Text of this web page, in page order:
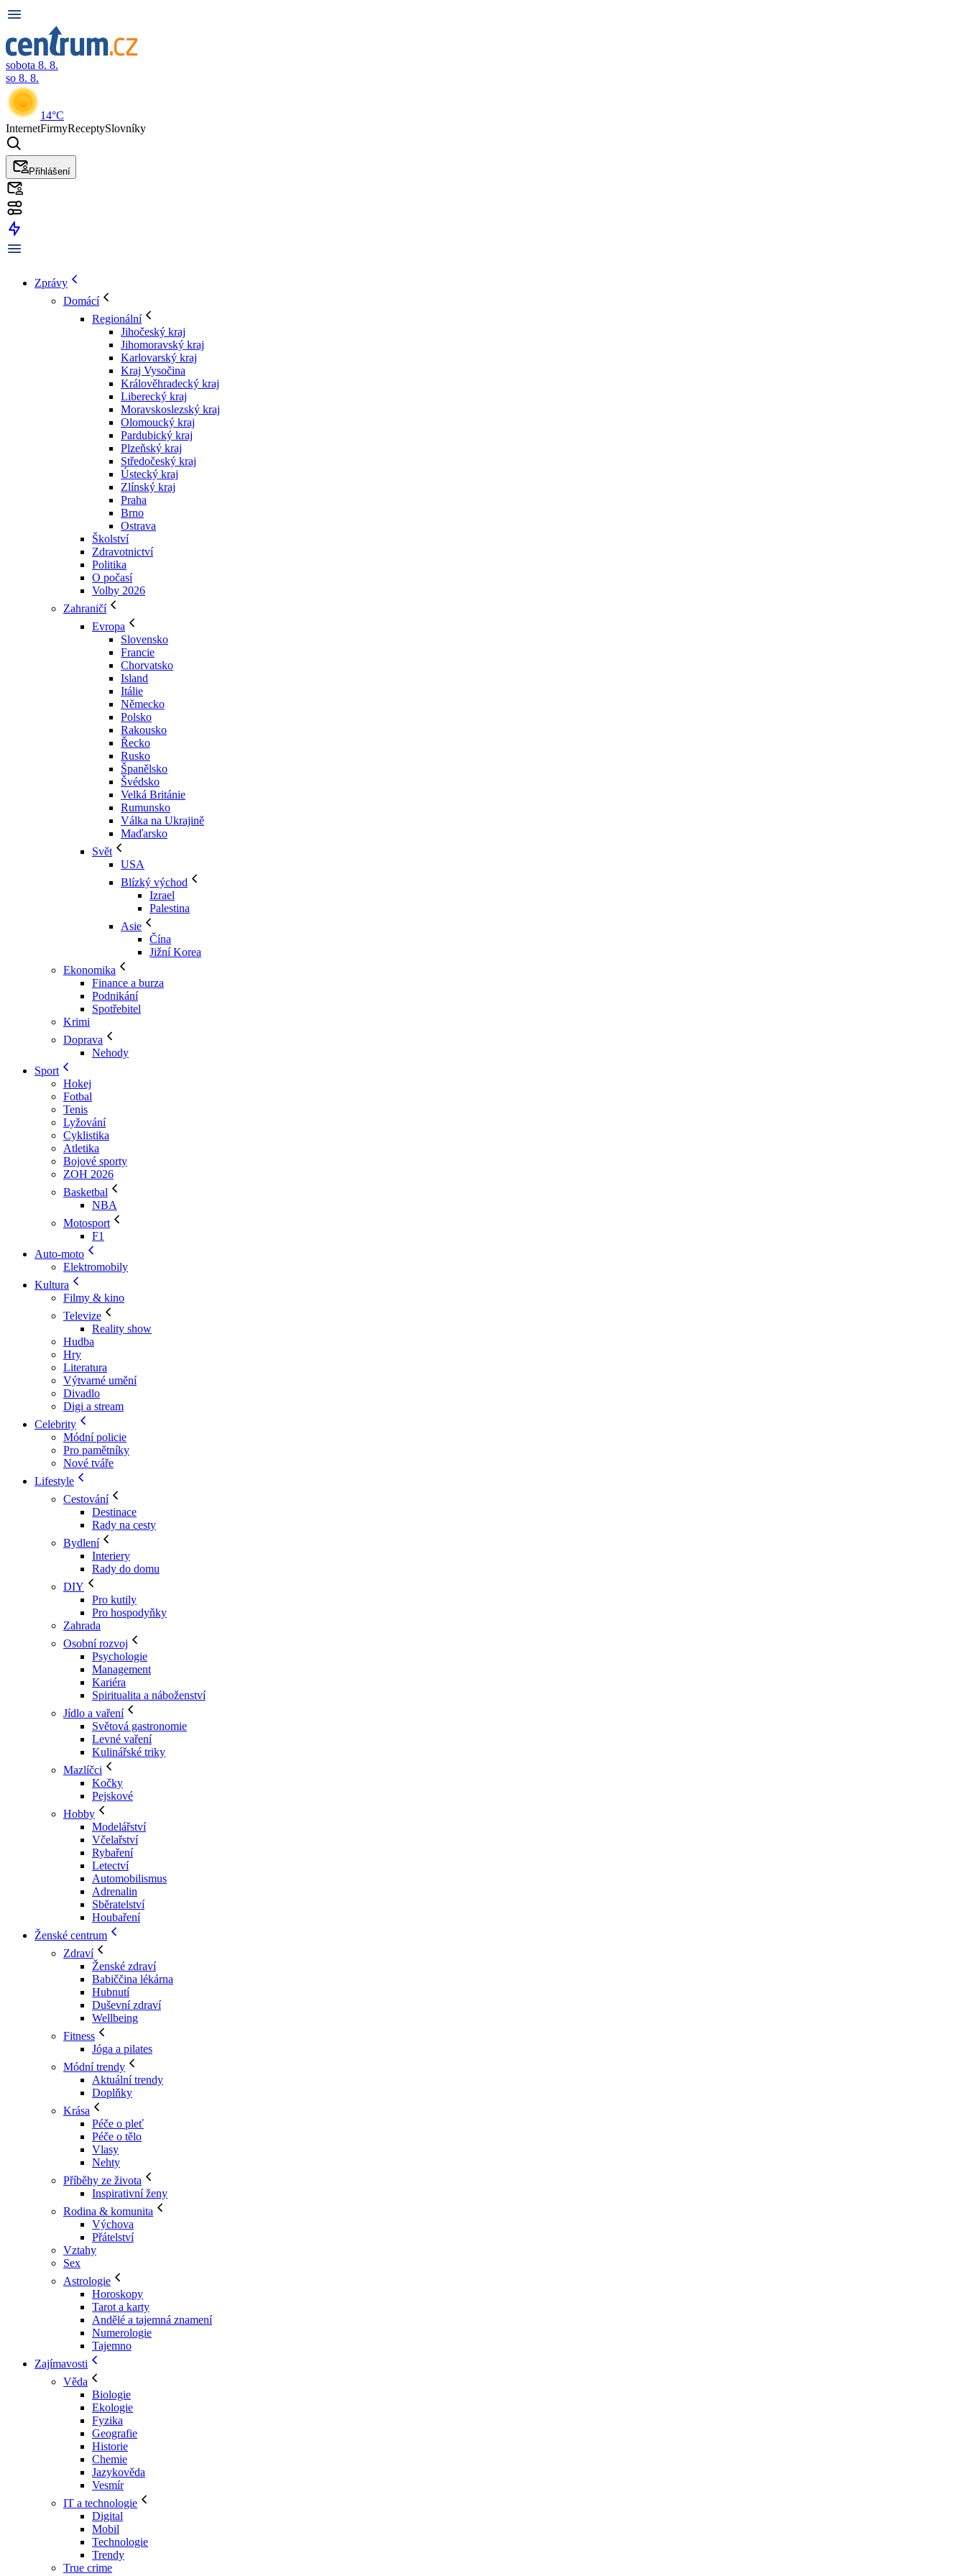
sobota 8. 8.
so 8. 8.
14°C
InternetFirmyReceptySlovníky
Přihlášení
Zprávy
Domácí
Regionální
Jihočeský kraj
Jihomoravský kraj
Karlovarský kraj
Kraj Vysočina
Králověhradecký kraj
Liberecký kraj
Moravskoslezský kraj
Olomoucký kraj
Pardubický kraj
Plzeňský kraj
Středočeský kraj
Ústecký kraj
Zlínský kraj
Praha
Brno
Ostrava
Školství
Zdravotnictví
Politika
O počasí
Volby 2026
Zahraničí
Evropa
Slovensko
Francie
Chorvatsko
Island
Itálie
Německo
Polsko
Rakousko
Řecko
Rusko
Španělsko
Švédsko
Velká Británie
Rumunsko
Válka na Ukrajině
Maďarsko
Svět
USA
Blízký východ
Izrael
Palestina
Asie
Čína
Jižní Korea
Ekonomika
Finance a burza
Podnikání
Spotřebitel
Krimi
Doprava
Nehody
Sport
Hokej
Fotbal
Tenis
Lyžování
Cyklistika
Atletika
Bojové sporty
ZOH 2026
Basketbal
NBA
Motosport
F1
Auto-moto
Elektromobily
Kultura
Filmy & kino
Televize
Reality show
Hudba
Hry
Literatura
Výtvarné umění
Divadlo
Digi a stream
Celebrity
Módní policie
Pro pamětníky
Nové tváře
Lifestyle
Cestování
Destinace
Rady na cesty
Bydlení
Interiery
Rady do domu
DIY
Pro kutily
Pro hospodyňky
Zahrada
Osobní rozvoj
Psychologie
Management
Kariéra
Spiritualita a náboženství
Jídlo a vaření
Světová gastronomie
Levné vaření
Kulinářské triky
Mazlíčci
Kočky
Pejskové
Hobby
Modelářství
Včelařství
Rybaření
Letectví
Automobilismus
Adrenalin
Sběratelství
Houbaření
Ženské centrum
Zdraví
Ženské zdraví
Babiččina lékárna
Hubnutí
Duševní zdraví
Wellbeing
Fitness
Jóga a pilates
Módní trendy
Aktuální trendy
Doplňky
Krása
Péče o pleť
Péče o tělo
Vlasy
Nehty
Příběhy ze života
Inspirativní ženy
Rodina & komunita
Výchova
Přátelství
Vztahy
Sex
Astrologie
Horoskopy
Tarot a karty
Andělé a tajemná znamení
Numerologie
Tajemno
Zajímavosti
Věda
Biologie
Ekologie
Fyzika
Geografie
Historie
Chemie
Jazykověda
Vesmír
IT a technologie
Digital
Mobil
Technologie
Trendy
True crime